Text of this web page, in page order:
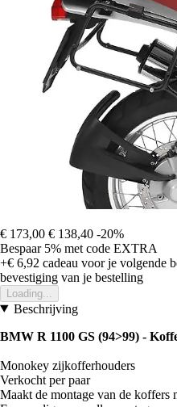
€ 173,00 € 138,40 -20%
Bespaar 5% met code EXTRA
+€ 6,92 cadeau voor je volgende
bevestiging van je bestelling
Loading...
Beschrijving
BMW R 1100 GS (94>99) -
Monokey zijkofferhouders
Verkocht per paar
Maakt de montage van de